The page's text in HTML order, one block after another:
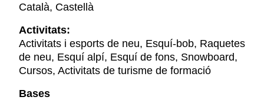
Català, Castellà
Activitats:
Activitats i esports de neu, Esquí-bob, Raquetes
de neu, Esquí alpí, Esquí de fons, Snowboard,
Cursos, Activitats de turisme de formació
Bases